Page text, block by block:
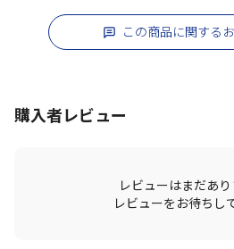
この商品に関する
購入者レビュー
レビューはまだあり
レビューをお待ちし